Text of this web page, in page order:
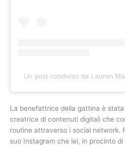
Un post condiviso da Lauren
La benefattrice della gattina è stata
creatrice di contenuti digitali che
routine attraverso i social network.
suo Instagram che lei, in procinto